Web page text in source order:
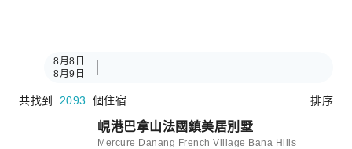
8月8日
8月9日
共找到 2093 個住宿 排序
峴港巴拿山法國鎮美居別墅
Mercure Danang French Village Bana Hills